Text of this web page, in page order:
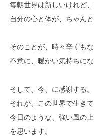
毎朝世界は新しいけれど
自分の心と体が、ちゃん
そのことが、時々辛くもな
不意に、暖かい気持ちに
そして、今、に感謝する。
それが、この世界で生き
今日のような、強い風の
を思います。